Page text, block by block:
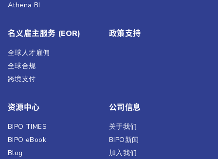
Athena BI
名义雇主服务 (EOR)
全球人才雇佣
全球合规
跨境支付
政策支持
资源中心
BIPO TIMES
BIPO eBook
Blog
公司信息
关于我们
BIPO新闻​
加入我们